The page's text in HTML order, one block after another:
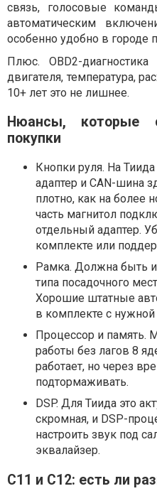
связь, голосовые
автоматическим
особенно удобно в городе
Плюс. OBD2-
двигателя, температура,
10+ лет это не лишнее.
Нюансы, которые
покупки
Кнопки руля. На
адаптер и CAN-шина
плотно, как на более
часть магнитол
отдельный адаптер.
комплекте или
Рамка. Должна быть
типа посадочного
Хорошие штатные
в комплекте с
Процессор и память.
работы без лагов 8
работает, но через
подтормаживать.
DSP. Для Тиида это
скромная, и DSP-
настроить звук под
эквалайзер.
C11 и C12: есть ли